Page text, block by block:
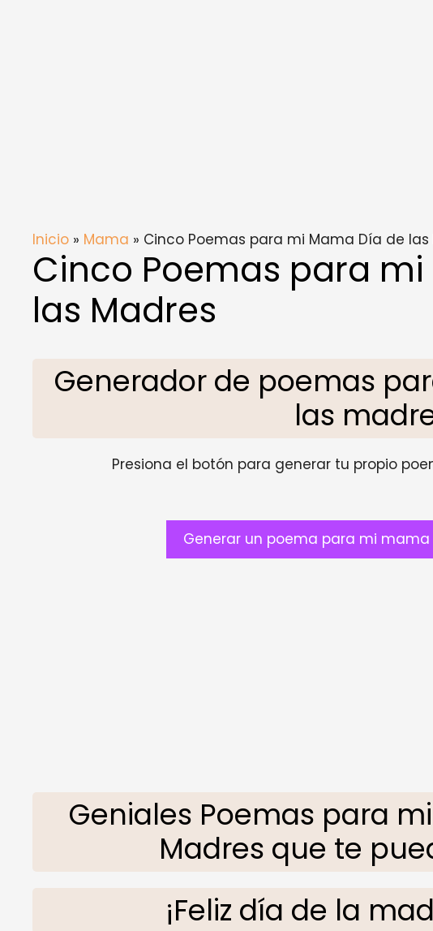
Inicio » Mama » Cinco Poemas para mi Mama Día de las
Cinco Poemas para
las Madres
Generador de poemas
las
Presiona el botón para generar tu propio
Generar un poema para mi
Geniales Poemas para
Madres que te
¡Feliz día de la